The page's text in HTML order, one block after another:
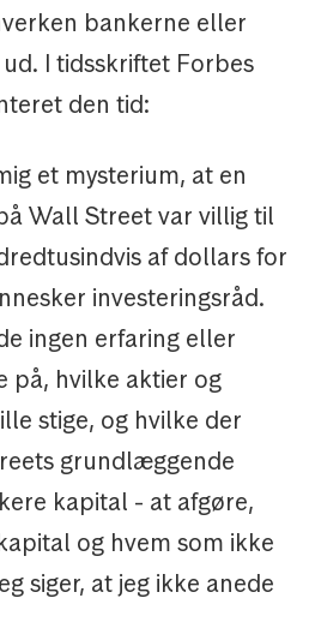
bankerne eller
I tidsskriftet Forbes
den tid:
et mysterium, at en
Wall Street var villig til
af dollars for
investeringsråd.
ingen erfaring eller
på, hvilke aktier og
stige, og hvilke der
grundlæggende
kapital - at afgøre,
og hvem som ikke
siger, at jeg ikke anede